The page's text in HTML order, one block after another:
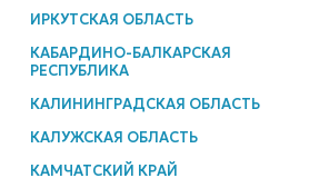
ИРКУТСКАЯ ОБЛАСТЬ
КАБАРДИНО-БАЛКАРСКАЯ
РЕСПУБЛИКА
КАЛИНИНГРАДСКАЯ ОБЛАСТЬ
КАЛУЖСКАЯ ОБЛАСТЬ
КАМЧАТСКИЙ КРАЙ